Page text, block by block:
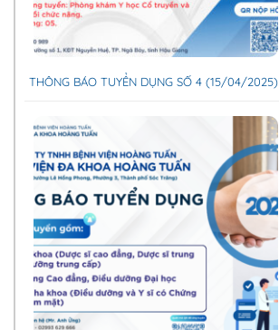
THÔNG BÁO TUYỂN DỤNG SỐ 4 (15/04/2025)